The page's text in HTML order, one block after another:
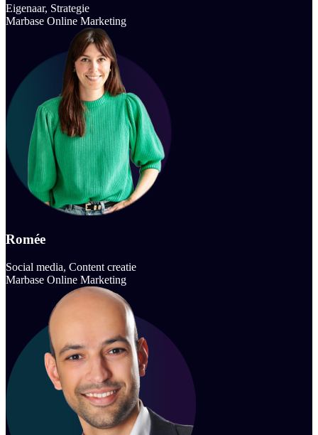
Eigenaar, Strategie
Marbase Online Marketing
Romée
Social media, Content creatie
Marbase Online Marketing